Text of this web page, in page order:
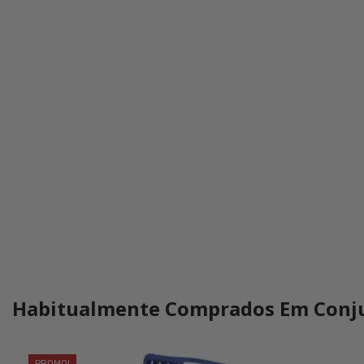
Habitualmente Comprados Em